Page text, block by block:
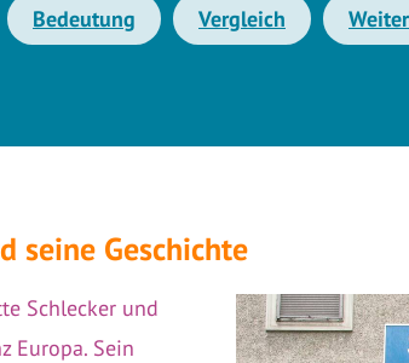
Bedeutung Vergleich
seine Geschichte
Schlecker und
Europa. Sein